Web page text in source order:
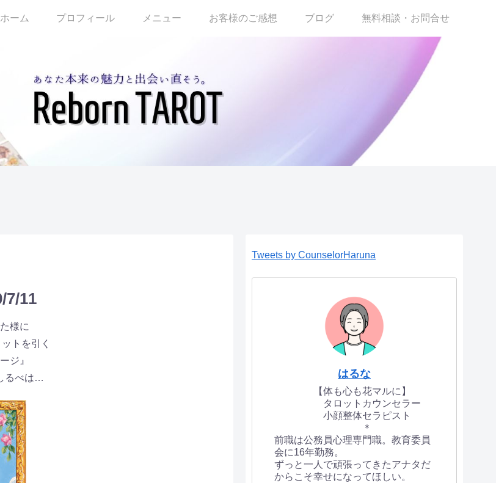
ホーム プロフィール メニュー お客様のご感想 ブログ 無料相談・お問合せ
7/11
様に
トを引く
ジ』
るべは…
Tweets by CounselorHaruna
はるな
【体も心も花マルに】
タロットカウンセラー
小顔整体セラピスト
＊
前職は公務員心理専門職。教育委員
会に16年勤務。
ずっと一人で頑張ってきたアナタだ
からこそ幸せになってほしい。